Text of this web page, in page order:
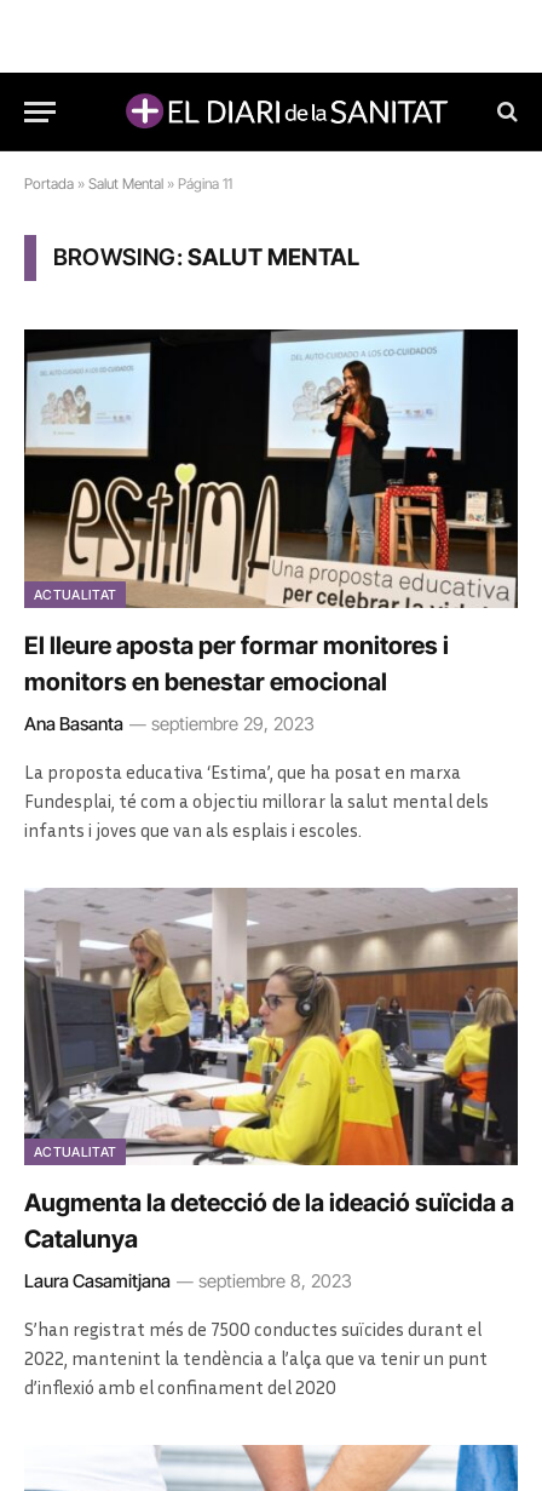
Portada » Salut Mental » Página 11
BROWSING:SALUT MENTAL
ACTUALITAT
El lleure aposta per formar monitores i
monitors en benestar emocional
Ana Basanta septiembre 29, 2023
La proposta educativa ‘Estima’, que ha posat en marxa
Fundesplai, té com a objectiu millorar la salut mental dels
infants i joves que van als esplais i escoles.
ACTUALITAT
Augmenta la detecció de la ideació suïcida a
Catalunya
Laura Casamitjana septiembre 8, 2023
S’han registrat més de 7500 conductes suïcides durant el
2022, mantenint la tendència a l’alça que va tenir un punt
d’inflexió amb el confinament del 2020